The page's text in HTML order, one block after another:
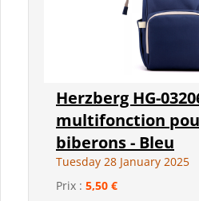
Herzberg HG-
multifonction
biberons - Bleu
Tuesday 28 January 2025
Prix : 5,50 €